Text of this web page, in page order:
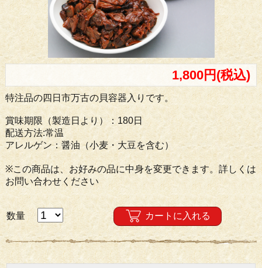
1,800円(税込)
特注品の四日市万古の貝容器入りです。
賞味期限（製造日より）：180日
配送方法:常温
アレルゲン：醤油（小麦・大豆を含む）
※この商品は、お好みの品に中身を変更できます。詳しくは
お問い合わせください
数量 カートに入れる